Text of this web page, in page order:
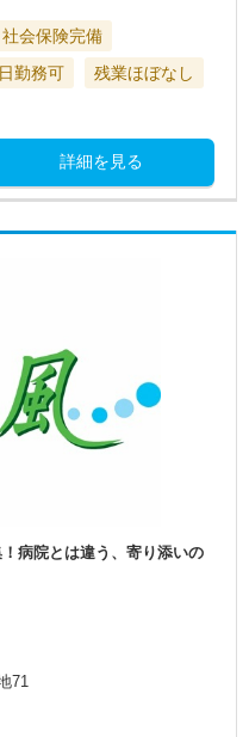
社会保険完備
勤務可 残業ほぼなし
詳細を見る
病院とは違う、寄り添いの
71